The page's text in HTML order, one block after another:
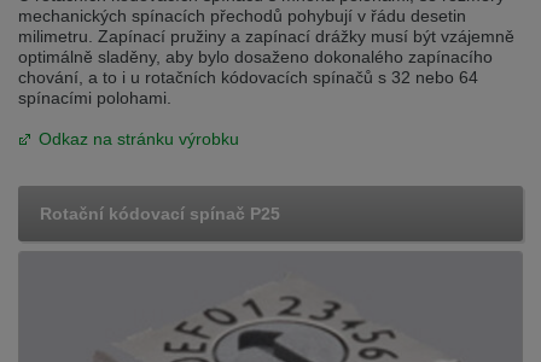
mechanických spínacích přechodů pohybují v řádu desetin
milimetru. Zapínací pružiny a zapínací drážky musí být vzájemně
optimálně sladěny, aby bylo dosaženo dokonalého zapínacího
chování, a to i u rotačních kódovacích spínačů s 32 nebo 64
spínacími polohami.
Odkaz na stránku výrobku
Rotační kódovací spínač P25